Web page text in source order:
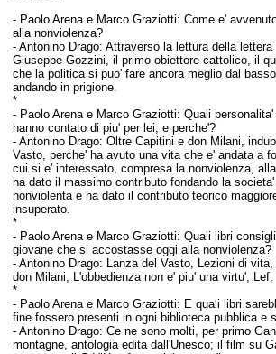
- Paolo Arena e Marco Graziotti: Come e'
alla nonviolenza?
- Antonino Drago: Attraverso la lettura della lettera
Giuseppe Gozzini, il primo obiettore cattolico, il
che la politica si puo' fare ancora meglio dal
andando in prigione.
*
- Paolo Arena e Marco Graziotti: Quali
hanno contato di piu' per lei, e perche'?
- Antonino Drago: Oltre Capitini e don Milani,
Vasto, perche' ha avuto una vita che e' andata a
cui si e' interessato, compresa la nonviolenza,
ha dato il massimo contributo fondando la
nonviolenta e ha dato il contributo teorico
insuperato.
*
- Paolo Arena e Marco Graziotti: Quali libri
giovane che si accostasse oggi alla nonviolenza?
- Antonino Drago: Lanza del Vasto, Lezioni di
don Milani, L'obbedienza non e' piu' una virtu', Lef,
*
- Paolo Arena e Marco Graziotti: E quali libri
fine fossero presenti in ogni biblioteca pubblica e
- Antonino Drago: Ce ne sono molti, per primo
montagne, antologia edita dall'Unesco; il film su